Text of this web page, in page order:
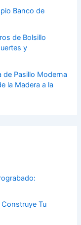
Banco de
de Bolsillo
y
de Pasillo Moderna
la Madera a la
Tu